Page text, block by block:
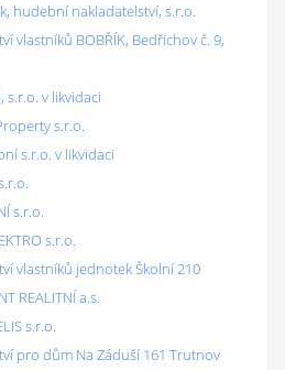
hudební nakladatelství, s.r.o.
vlastníků BOBŘÍK, Bedřichov č. 9,
s.r.o. v likvidaci
s.r.o.
s.r.o. v likvidaci
s.r.o.
s.r.o.
vlastníků jednotek Školní 210
REALITNÍ a.s.
s.r.o.
pro dům Na Záduší 161 Trutnov